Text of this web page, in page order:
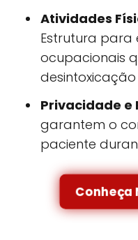
Atividades
Estrutura para
ocupacionais
desintoxicação
Privacidade e
garantem o
paciente
Conheça